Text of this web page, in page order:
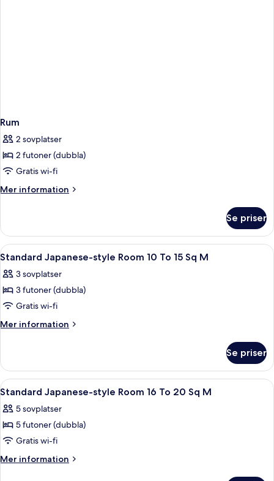
Rum
2 sovplatser
2 futoner (dubbla)
Gratis wi-fi
Mer information
Mer
Se priser
Öppna
alla
foton
för
Standard
Japanese-
10
To
15
Sq
M
Ett traditionellt japanskt rum med
1
Standard Japanese-style Room 10 To 15 Sq M
3 sovplatser
3 futoner (dubbla)
Gratis wi-fi
Mer information
Mer
Japanese-
style
Room
To
15
M
Se priser
Öppna
alla
foton
för
Standard
Japanese-
Ett rum med tatamimattor på
1
Standard Japanese-style Room 16 To 20 Sq M
5 sovplatser
5 futoner (dubbla)
Gratis wi-fi
Mer information
Mer